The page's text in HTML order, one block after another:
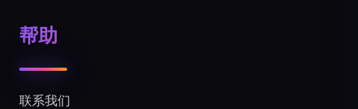
帮助
联系我们